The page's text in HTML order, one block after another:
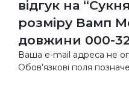
відгук на
розміру Вамп
довжини 000-
Ваша e-mail адреса не
Обов’язкові поля